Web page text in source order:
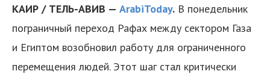
КАИР / ТЕЛЬ-АВИВ — ArabiToday. В понедельник
пограничный переход Рафах между сектором Газа
и Египтом возобновил работу для ограниченного
перемещения людей. Этот шаг стал критически